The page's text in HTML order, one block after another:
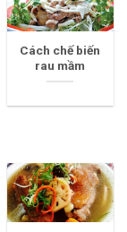
Cách chế biến
rau mầm